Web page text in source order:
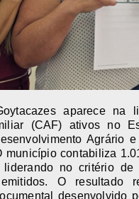
aparece na
(CAF) ativos no
Agrário
município contabiliza
liderando no critério
O resultado
desenvolvido